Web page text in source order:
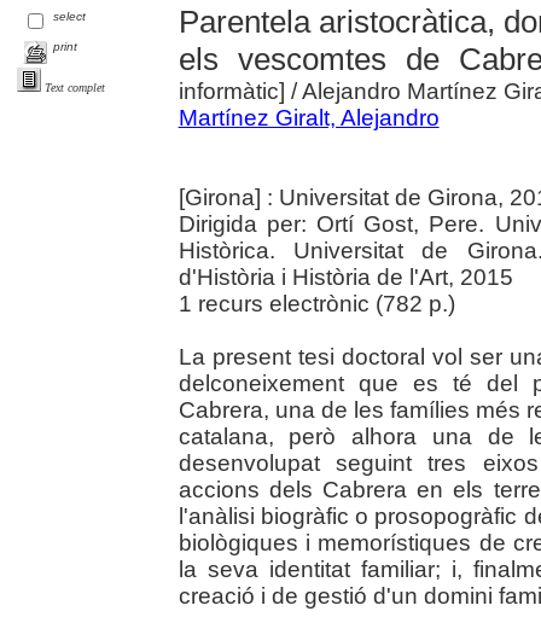
select
print
Text complet
Parentela aristocràtica,
els vescomtes de
informàtic] / Alejandro Martínez
Martínez Giralt, Alejandro
[Girona] : Universitat de Girona,
Dirigida per: Ortí Gost, Pere.
Històrica. Universitat de
d'Història i Història de l'Art, 2015
1 recurs electrònic (782 p.)
La present tesi doctoral vol ser
delconeixement que es té del
Cabrera, una de les famílies més
catalana, però alhora una de
desenvolupat seguint tres
accions dels Cabrera en els
l'anàlisi biogràfic o prosopogràfic
biològiques i memorístiques de
la seva identitat familiar; i,
creació i de gestió d'un domini